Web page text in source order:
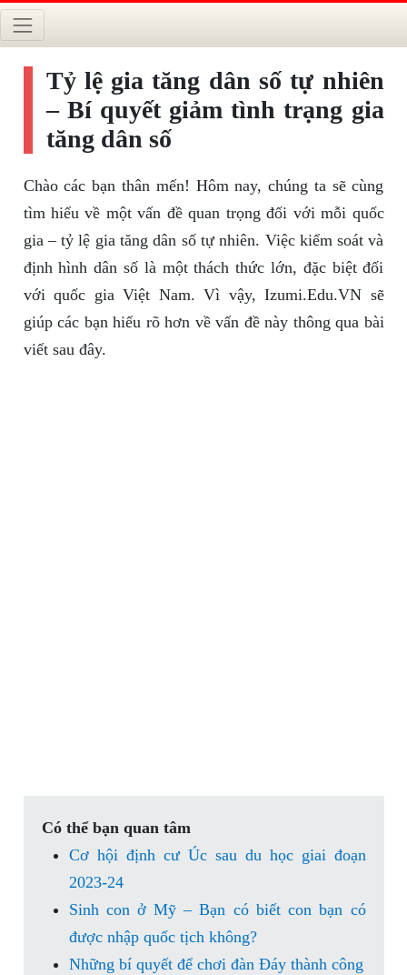
Tỷ lệ gia tăng dân số tự nhiên
– Bí quyết giảm tình trạng gia
tăng dân số
Chào các bạn thân mến! Hôm nay, chúng ta sẽ cùng
tìm hiểu về một vấn đề quan trọng đối với mỗi quốc
gia – tỷ lệ gia tăng dân số tự nhiên. Việc kiểm soát và
định hình dân số là một thách thức lớn, đặc biệt đối
với quốc gia Việt Nam. Vì vậy, Izumi.Edu.VN sẽ
giúp các bạn hiểu rõ hơn về vấn đề này thông qua bài
viết sau đây.
Có thể bạn quan tâm
Cơ hội định cư Úc sau du học giai đoạn
2023-24
Sinh con ở Mỹ – Bạn có biết con bạn có
được nhập quốc tịch không?
Những bí quyết để chơi đàn Đáy thành công